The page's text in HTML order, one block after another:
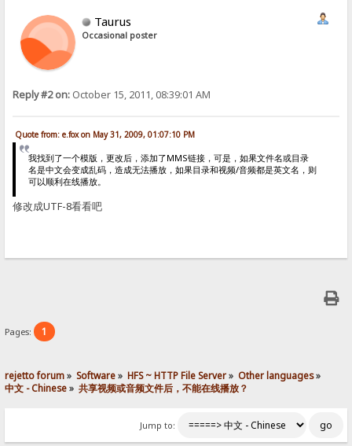
Taurus
Occasional poster
Reply #2 on: October 15, 2011, 08:39:01 AM
Quote from: e.fox on May 31, 2009, 01:07:10 PM
我找到了一个模版，更改后，添加了MMS链接，可是，如果文件名或目录
名是中文会变成乱码，造成无法播放，如果目录和视频/音频都是英文名，则
可以顺利在线播放。
修改成UTF-8看看吧
Pages: 1
rejetto forum» Software» HFS ~ HTTP File Server» Other languages»
中文 - Chinese» 共享视频或音频文件后，不能在线播放？
Jump to: